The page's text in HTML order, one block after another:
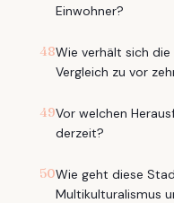
Einwohner?
48Wie verhält sich
Vergleich zu vor
49Vor welchen
derzeit?
50Wie geht diese
Multikulturalismus